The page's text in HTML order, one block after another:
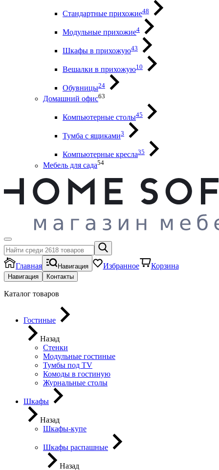
Стандартные прихожие48
Модульные прихожие4
Шкафы в прихожую43
Вешалки в прихожую10
Обувницы24
Домашний офис63
Компьютерные столы45
Тумба с ящиками3
Компьютерные кресла35
Мебель для сада54
Главная Навигация Избранное Корзина
Навигация Контакты
Каталог товаров
Гостиные
Назад
Стенки
Модульные гостиные
Тумбы под ТV
Комоды в гостиную
Журнальные столы
Шкафы
Назад
Шкафы-купе
Шкафы распашные
Назад